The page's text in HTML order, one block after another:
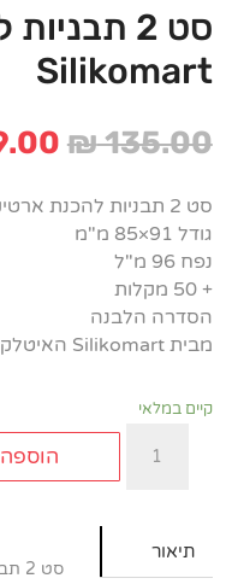
סט 2
Silikomart
₪135.00
היה:
₪ 135.00.
סט 2 תבניות להכנת ארטיק לב
גודל 91×85 מ"מ
נפח 96 מ"ל
+ 50 מקלות
הסדרה הלבנה
מבית Silikomart האיטלקית
קיים במלאי
תבניות
להכנת
תיאור
סט 2 תבניות להכנת ארטיק לב